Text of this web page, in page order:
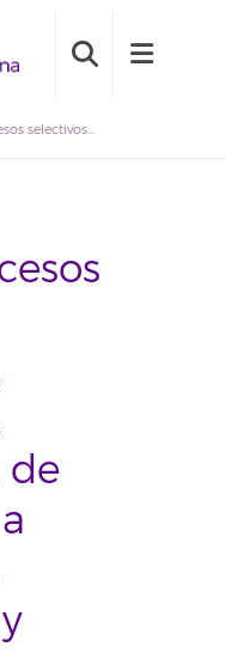
Actualización listados en procesos selectivos: 2024BDB011, 2024BDB012, 2024BDE048, de 2024BDE051 a 2024BDE054, 2024BDE056 y 2024BDE057 [16/12/2024]